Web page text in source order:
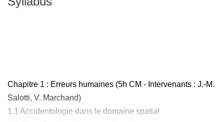
Chapitre 1 : Erreurs humaines (5h CM - Intervenants : J.-M.
Salotti, V. Marchand)
1.1 Accidentologie dans le domaine spatial